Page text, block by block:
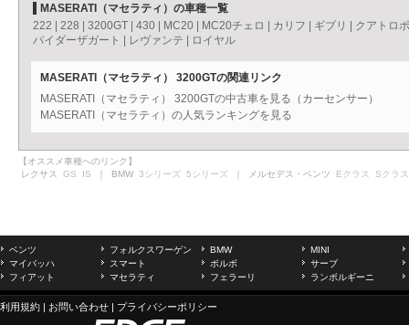
MASERATI（マセラティ）の車種一覧
222
228 3200GT 430 MC20 MC20チェロ カリフ ギブリ
クアトロ
パイダーザガート
レヴァンテ ロイヤル
MASERATI（マセラティ） 3200GTの関連リンク
MASERATI（マセラティ） 3200GTの中古車を見る（カーセンサー）
MASERATI（マセラティ）の人気ランキングを見る
【オススメ車種へのリンク】
レクサス GS IS ｜ BMW 3シリーズ 5シリーズ ｜ メルセデス・ベンツ Eクラス Sクラス
ベンツ フォルクスワーゲン BMW
MINI
マイバッハ
スマート ボルボ
サーブ
フィアット
マセラティ フェラーリ ランボルギーニ
利用規約 | お問い合わせ | プライバシーポリシー